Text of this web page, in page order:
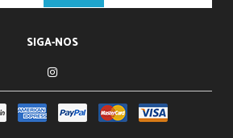
SIGA-NOS